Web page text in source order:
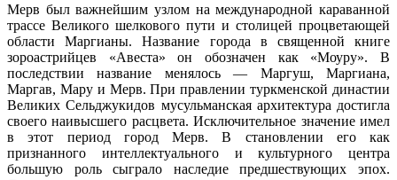
Мерв был важнейшим узлом на международной караванной
трассе Великого шелкового пути и столицей процветающей
области Маргианы. Название города в священной книге
зороастрийцев «Авеста» он обозначен как «Моуру». В
последствии название менялось — Маргуш, Маргиана,
Маргав, Мару и Мерв. При правлении туркменской династии
Великих Сельджукидов мусульманская архитектура достигла
своего наивысшего расцвета. Исключительное значение имел
в этот период город Мерв. В становлении его как
признанного интеллектуального и культурного центра
большую роль сыграло наследие предшествующих эпох.